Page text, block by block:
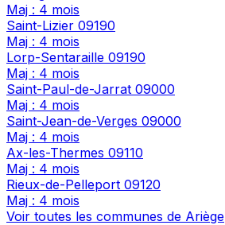
Maj : 4 mois
Saint-Lizier 09190
Maj : 4 mois
Lorp-Sentaraille 09190
Maj : 4 mois
Saint-Paul-de-Jarrat 09000
Maj : 4 mois
Saint-Jean-de-Verges 09000
Maj : 4 mois
Ax-les-Thermes 09110
Maj : 4 mois
Rieux-de-Pelleport 09120
Maj : 4 mois
Voir toutes les communes de Ariège